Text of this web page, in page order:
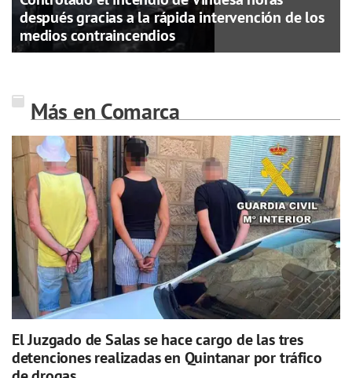
después gracias a la rápida intervención de los
medios contraincendios
Más en Comarca
El Juzgado de Salas se hace cargo de las tres
detenciones realizadas en Quintanar por tráfico